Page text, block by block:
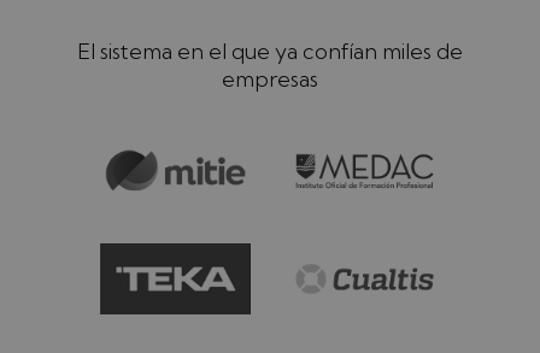
El sistema en el que ya confían miles de
empresas